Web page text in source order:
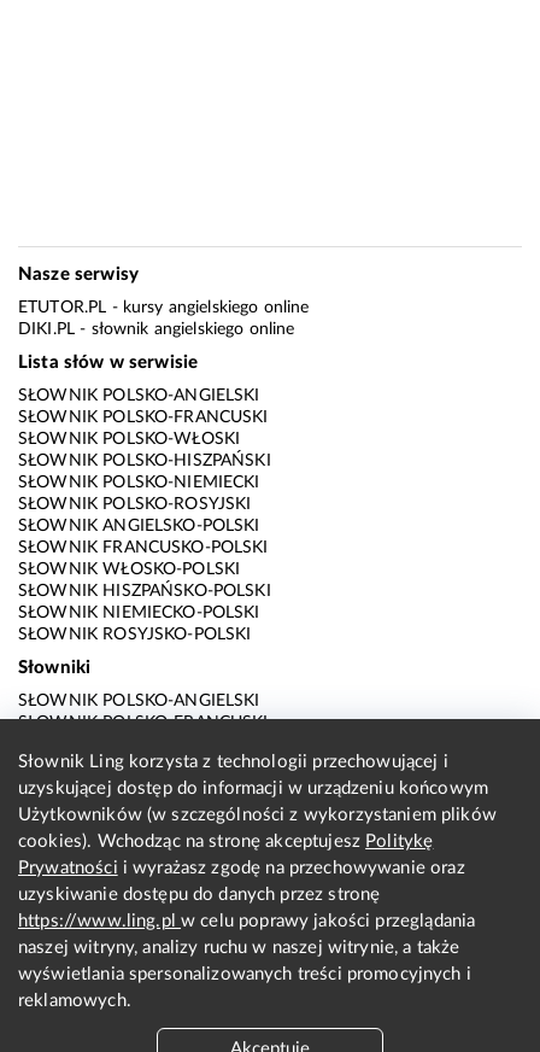
Nasze serwisy
ETUTOR.PL - kursy angielskiego online
DIKI.PL - słownik angielskiego online
Lista słów w serwisie
SŁOWNIK POLSKO-ANGIELSKI
SŁOWNIK POLSKO-FRANCUSKI
SŁOWNIK POLSKO-WŁOSKI
SŁOWNIK POLSKO-HISZPAŃSKI
SŁOWNIK POLSKO-NIEMIECKI
SŁOWNIK POLSKO-ROSYJSKI
SŁOWNIK ANGIELSKO-POLSKI
SŁOWNIK FRANCUSKO-POLSKI
SŁOWNIK WŁOSKO-POLSKI
SŁOWNIK HISZPAŃSKO-POLSKI
SŁOWNIK NIEMIECKO-POLSKI
SŁOWNIK ROSYJSKO-POLSKI
Słowniki
SŁOWNIK POLSKO-ANGIELSKI
SŁOWNIK POLSKO-FRANCUSKI
SŁOWNIK POLSKO-HISZPAŃSKI
SŁOWNIK POLSKO-NIEMIECKI
SŁOWNIK POLSKO-ROSYJSKI
SŁOWNIK ANGIELSKO-POLSKI
SŁOWNIK FRANCUSKO-POLSKI
SŁOWNIK WŁOSKO-POLSKI
SŁOWNIK HISZPAŃSKO-POLSKI
SŁOWNIK NIEMIECKO-POLSKI
SŁOWNIK ROSYJSKO-POLSKI
O nas
KONTAKT Z REDAKCJĄ
Słownik Ling korzysta z technologii przechowującej i
uzyskującej dostęp do informacji w urządzeniu końcowym
Użytkowników (w szczególności z wykorzystaniem plików
cookies). Wchodząc na stronę akceptujesz Politykę
Prywatności i wyrażasz zgodę na przechowywanie oraz
uzyskiwanie dostępu do danych przez stronę
https://www.ling.plw celu poprawy jakości przeglądania
naszej witryny, analizy ruchu w naszej witrynie, a także
wyświetlania spersonalizowanych treści promocyjnych i
reklamowych.
Akceptuję